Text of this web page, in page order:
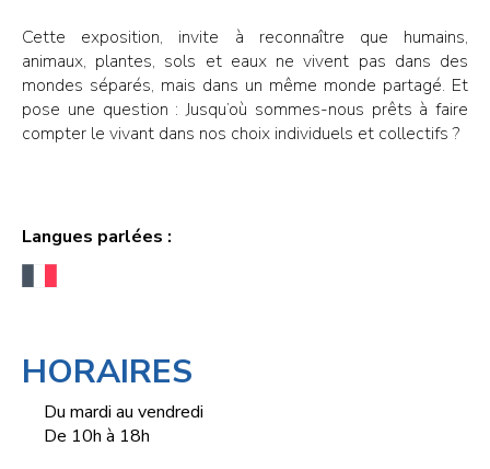
Cette exposition, invite à reconnaître que humains,
animaux, plantes, sols et eaux ne vivent pas dans des
mondes séparés, mais dans un même monde partagé. Et
pose une question : Jusqu’où sommes-nous prêts à faire
compter le vivant dans nos choix individuels et collectifs ?
Langues parlées :
HORAIRES
Du mardi au vendredi
De 10h à 18h